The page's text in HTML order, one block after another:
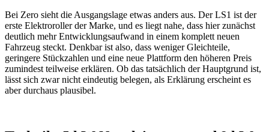
Bei Zero sieht die Ausgangslage etwas anders aus. Der LS1 ist der
erste Elektroroller der Marke, und es liegt nahe, dass hier zunächst
deutlich mehr Entwicklungsaufwand in einem komplett neuen
Fahrzeug steckt. Denkbar ist also, dass weniger Gleichteile,
geringere Stückzahlen und eine neue Plattform den höheren Preis
zumindest teilweise erklären. Ob das tatsächlich der Hauptgrund ist,
lässt sich zwar nicht eindeutig belegen, als Erklärung erscheint es
aber durchaus plausibel.